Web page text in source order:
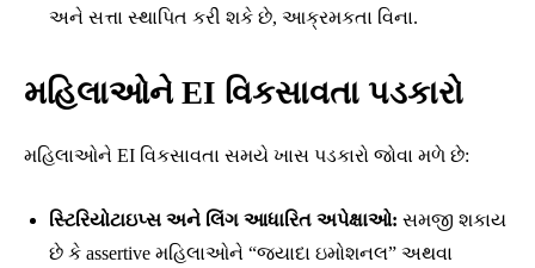
અને સત્તા સ્થાપિત કરી શકે છે, આક્રમકતા વિના.
મહિલાઓને EI વિકસાવતા પડકારો
મહિલાઓને EI વિકસાવતા સમયે ખાસ પડકારો જોવા મળે છે:
સ્ટિરિયોટાઇપ્સ અને લિંગ આધારિત અપેક્ષાઓ: સમજી શકાય
છે કે assertive મહિલાઓને “જ્યાદા ઇમોશનલ” અથવા